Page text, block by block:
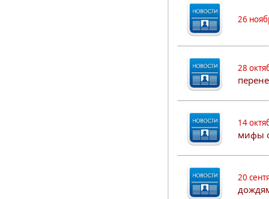
26
28
14
мифы
20